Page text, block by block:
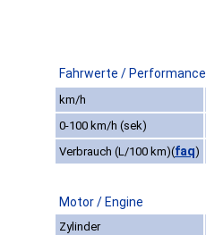
Fahrwerte / Performance
km/h
0-100 km/h (sek)
Verbrauch (L/100 km)(faq)
Motor / Engine
Zylinder